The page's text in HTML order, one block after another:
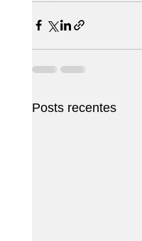
Posts recentes